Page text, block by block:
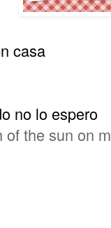
casa
no lo espero
of the sun on